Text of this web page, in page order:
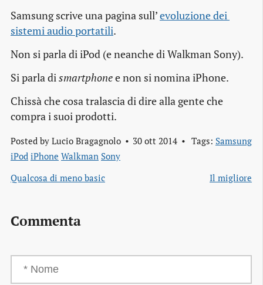
Samsung scrive una pagina sull’evoluzione dei
sistemi audio portatili.
Non si parla di iPod (e neanche di Walkman Sony).
Si parla dismartphonee non si nomina iPhone.
Chissà che cosa tralascia di dire alla gente che
compra i suoi prodotti.
Posted by Lucio Bragagnolo 30 ott 2014 Tags: Samsung
iPod iPhone Walkman Sony
Qualcosa di meno basic
Il migliore
Commenta